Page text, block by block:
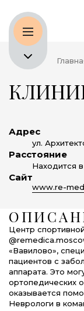
Адрес
ул.
Расстояние
Находится
Сайт
www.re-
Центр
«Вавилово»,
пациентов с
аппарата. Это
ортопедических
оказывается
Неврологи в